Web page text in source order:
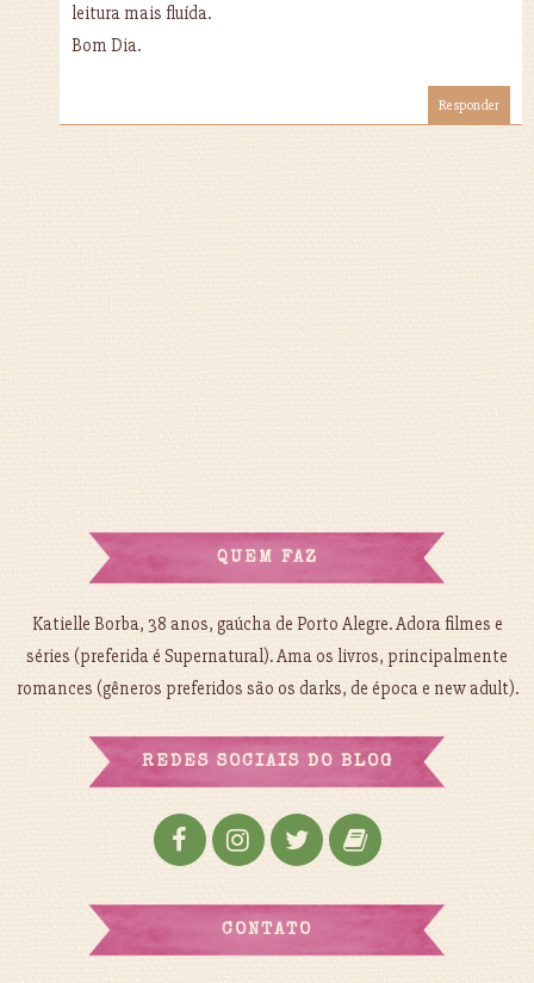
leitura mais fluída.
Bom Dia.
Responder
QUEM FAZ
Katielle Borba, 38 anos, gaúcha de Porto Alegre. Adora filmes e
séries (preferida é Supernatural). Ama os livros, principalmente
romances (gêneros preferidos são os darks, de época e new adult).
REDES SOCIAIS DO BLOG
CONTATO